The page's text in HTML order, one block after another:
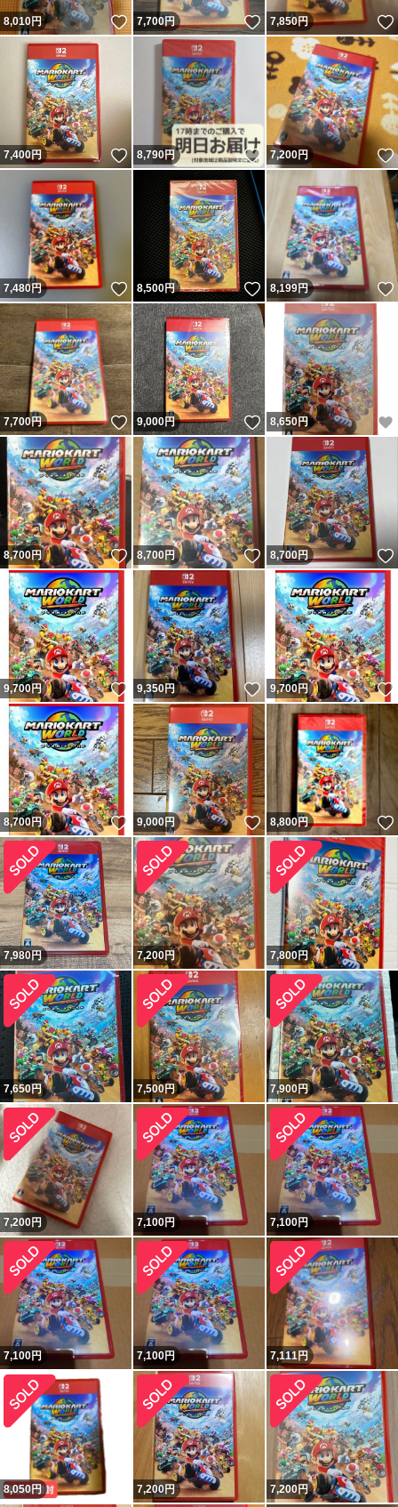
8,010円 いいね！
7,700円 いいね！
7,850円
7,400円 いいね！
8,790円 いいね！
7,200円
7,480円 いいね！
8,500円 いいね！
8,199円
7,700円 いいね！
9,000円 いいね！
8,650円
8,700円 いいね！
8,700円 いいね！
8,700円
9,700円 いいね！
9,350円 いいね！
9,700円
8,700円 いいね！
9,000円 いいね！
8,800円
7,980円 7,200円 7,800円
7,650円 7,500円 7,900円
7,200円 7,100円 7,100円
7,100円 7,100円 7,111円
8,050円 7,200円 7,200円